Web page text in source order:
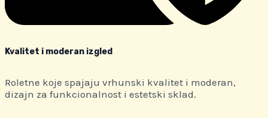
Kvalitet i moderan izgled
Roletne koje spajaju vrhunski kvalitet i moderan,
dizajn za funkcionalnost i estetski sklad.